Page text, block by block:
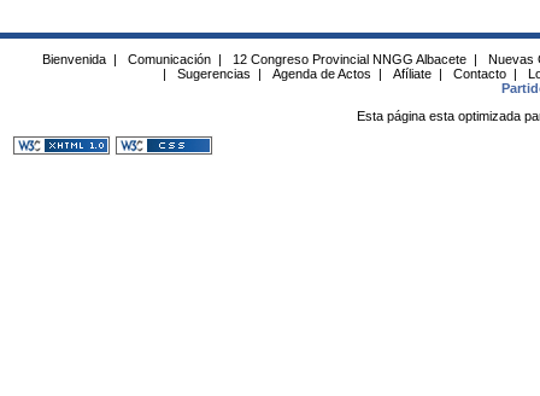
Bienvenida | Comunicación | 12 Congreso Provincial NNGG Albacete |
Nuevas
|
Sugerencias | Agenda de Actos | Afíliate | Contacto |
Esta página esta optimizada